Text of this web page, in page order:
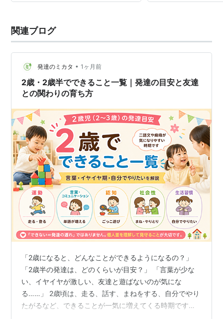
関連ブログ
発達のミカタ • 1ヶ月前
2歳・2歳半でできること一覧｜発達の目安と友達
との関わりの育ち方
「2歳になると、どんなことができるようになるの？」
「2歳半の発達は、どのくらいが目安？」 「言葉が少な
い、イヤイヤが激しい、友達と遊ばないのが気にな
る……」 2歳頃は、走る、話す、まねをする、自分でやり
たがるなど、できることが一気に増えてくる時期です。